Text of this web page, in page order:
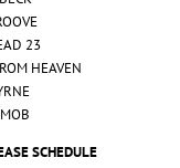
23
HEAVEN
SCHEDULE